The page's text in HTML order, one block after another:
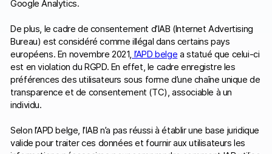
Google Analytics.
De plus, le cadre de consentement d’IAB (Internet Advertising
Bureau) est considéré comme illégal dans certains pays
européens. En novembre 2021, l’APD belge a statué que celui-ci
est en violation du RGPD. En effet, le cadre enregistre les
préférences des utilisateurs sous forme d’une chaîne unique de
transparence et de consentement (TC), associable à un
individu.
Selon l’APD belge, l’IAB n’a pas réussi à établir une base juridique
valide pour traiter ces données et fournir aux utilisateurs les